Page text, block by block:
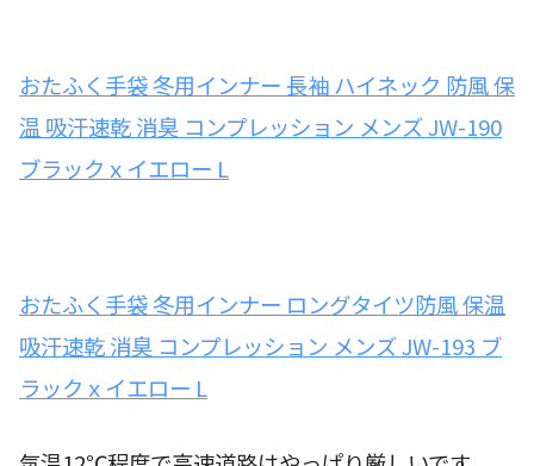
おたふく手袋 冬用インナー 長袖 ハイネック 防風 保
温 吸汗速乾 消臭 コンプレッション メンズ JW-190
ブラックｘイエロー L
おたふく手袋 冬用インナー ロングタイツ防風 保温
吸汗速乾 消臭 コンプレッション メンズ JW-193 ブ
ラックｘイエロー L